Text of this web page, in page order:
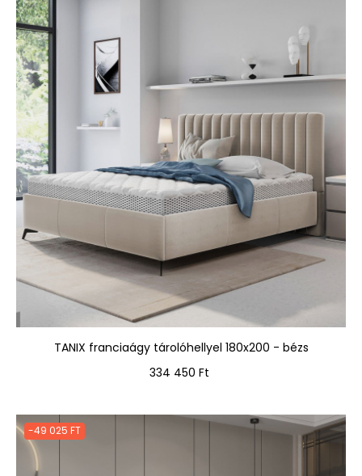
TANIX franciaágy tárolóhellyel 180x200 - bézs
Ár
334 450 Ft
-49 025 FT